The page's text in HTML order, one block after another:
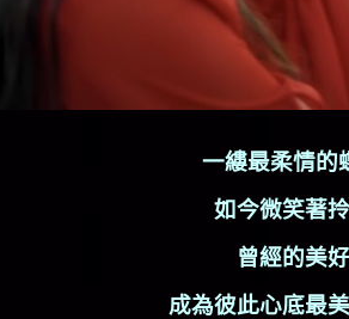
一縷最柔情的
如今微笑著
曾經的美好
成為彼此心底最